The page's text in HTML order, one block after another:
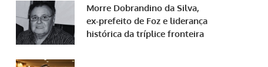
Morre Dobrandino da Silva,
ex-prefeito de Foz e liderança
histórica da tríplice fronteira